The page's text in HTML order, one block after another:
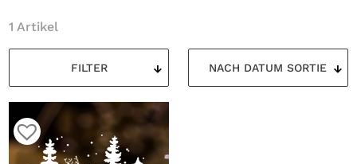
FILTER
1 Artikel